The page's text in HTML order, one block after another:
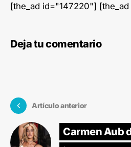
[the_ad id="147220"]
Deja tu comentario
Artículo anterior
Carmen Aub